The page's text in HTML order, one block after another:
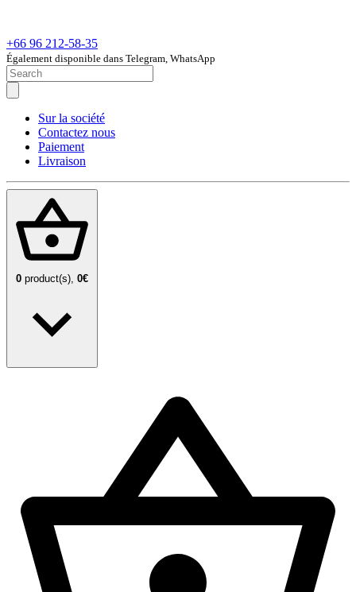
+66 96 212-58-35
Également disponible dans Telegram, WhatsApp
Sur la société
Contactez nous
Paiement
Livraison
0 product(s), 0€